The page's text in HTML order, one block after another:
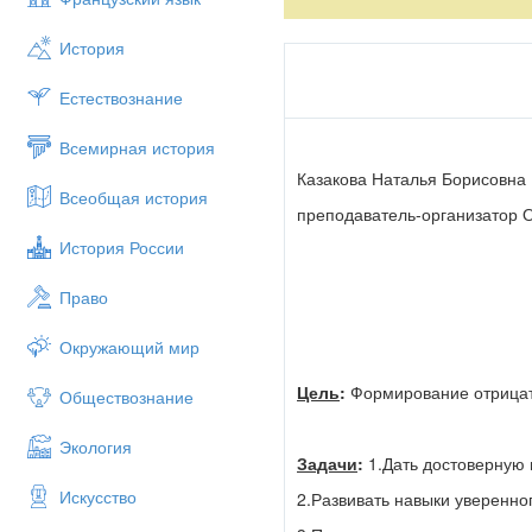
История
Естествознание
Всемирная история
Всеобщая история
История России
Право
Окружающий мир
Обществознание
Экология
Искусство
«Кто курит табак – тот
«Курильщик – сам седее
знали, что в накуренном
убивает лошадь». Если быть
Какие ассоциации
Никотин – нервно-
Казакова Наталья Борисовна
преподаватель-
Цель: Формирование
Задачи: 1.Дать
2.Развивать навыки